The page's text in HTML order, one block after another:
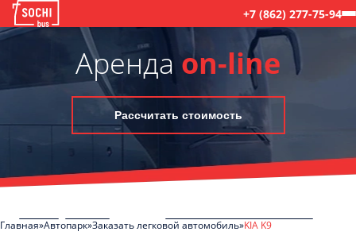
+7 (862) 277-75-94
Аренда on-line
Рассчитать стоимость
Главная Автопарк Заказать легковой автомобиль KIA K9